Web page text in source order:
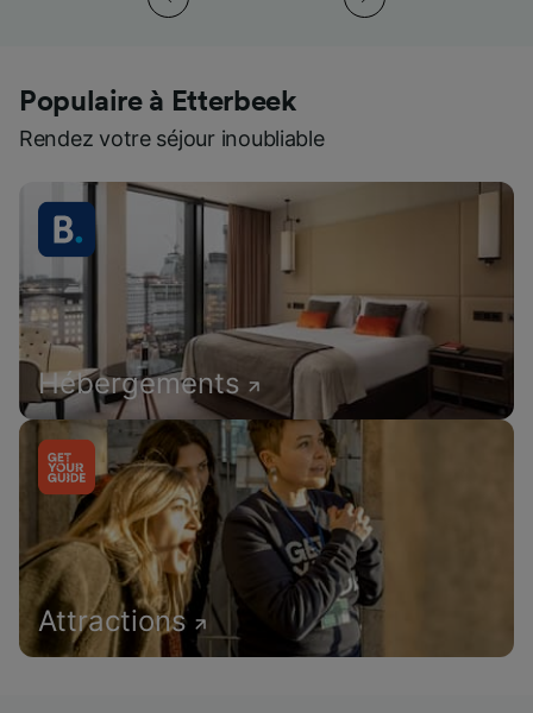
Populaire à Etterbeek
Rendez votre séjour inoubliable
Hébergements
Attractions